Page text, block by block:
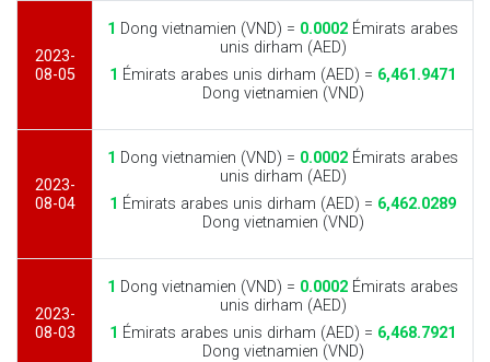
2023-
08-05
1 Dong vietnamien (VND) = 0.0002 Émirats arabes
unis dirham (AED)
1 Émirats arabes unis dirham (AED) = 6,461.9471
Dong vietnamien (VND)
2023-
08-04
1 Dong vietnamien (VND) = 0.0002 Émirats arabes
unis dirham (AED)
1 Émirats arabes unis dirham (AED) = 6,462.0289
Dong vietnamien (VND)
2023-
08-03
1 Dong vietnamien (VND) = 0.0002 Émirats arabes
unis dirham (AED)
1 Émirats arabes unis dirham (AED) = 6,468.7921
Dong vietnamien (VND)